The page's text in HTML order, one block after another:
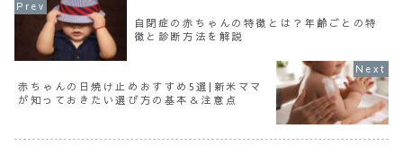
自閉症の赤ちゃんの特徴とは？年齢ごとの特
徴と診断方法を解説
赤ちゃんの日焼け止めおすすめ5選|新米ママ
が知っておきたい選び方の基本＆注意点